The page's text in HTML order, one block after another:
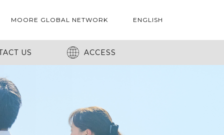
MOORE GLOBAL NETWORK ENGLISH
US ACCESS